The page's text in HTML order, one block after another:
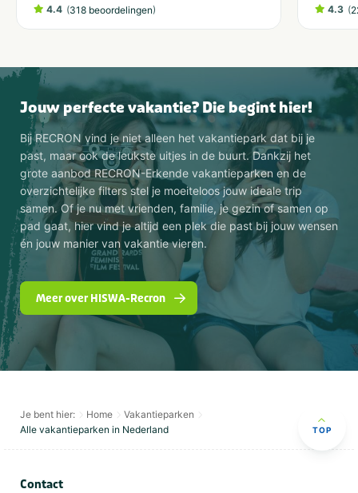
4.4 (318 beoordelingen) 4.3 (
Jouw perfecte vakantie? Die begint hier!
Bij RECRON vind je niet alleen het vakantiepark dat bij je
past, maar ook de leukste uitjes in de buurt. Dankzij het
grote aanbod RECRON-Erkende vakantieparken en de
overzichtelijke filters stel je moeiteloos jouw ideale trip
samen. Of je nu met vrienden, familie, je gezin of samen op
pad gaat, hier vind je altijd een plek die past bij jouw wensen
én jouw manier van vakantie vieren.
Meer over HISWA-Recron
Je bent hier: Home
Vakantieparken
Alle vakantieparken in Nederland
TOP
Contact